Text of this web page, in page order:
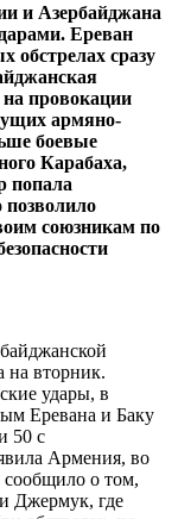
и Азербайджана
Ереван
обстрелах сразу
на провокации
армяно-
боевые
Карабаха,
попала
позволило
союзникам по
на вторник.
удары, в
Еревана и Баку
50 с
Армения, во
о том,
Джермук, где